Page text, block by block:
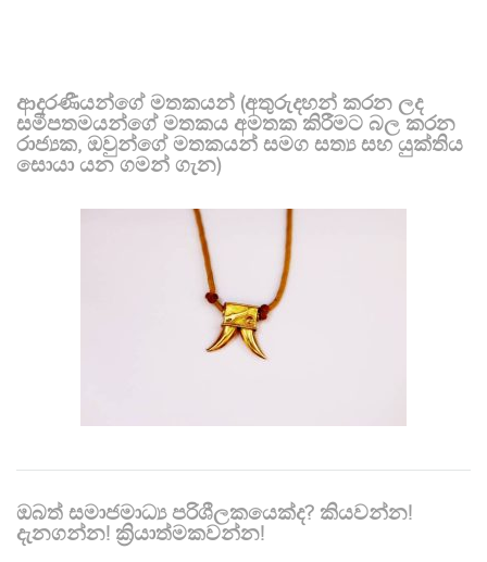
ආදරණීයන්ගේ මතකයන් (අතුරුදහන් කරන ලද
සමීපතමයන්ගේ මතකය අමතක කිරීමට බල කරන
රාජ්‍යක, ඔවුන්ගේ මතකයන් සමග සත්‍ය සහ යුක්තිය
සොයා යන ගමන් ගැන)
ඔබත් සමාජමාධ්‍ය පරිශීලකයෙක්ද? කියවන්න!
දැනගන්න! ක්‍රියාත්මකවන්න!